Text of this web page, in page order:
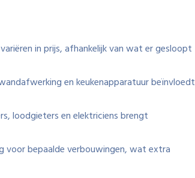
in prijs, afhankelijk van wat er gesloopt
en keukenapparatuur beïnvloedt
loodgieters en elektriciens brengt
voor bepaalde verbouwingen, wat extra